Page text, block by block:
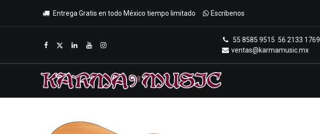
Entrega Gratis en todo México tiempo limitado Escribenos
55 8585 9515 56 2133 1769
ventas@karmamusic.mx
Inicio Tienda Promociones